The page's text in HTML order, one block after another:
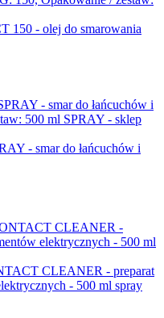
- olej do smarowania
- smar do łańcuchów i
CLEANER - preparat
- 500 ml spray